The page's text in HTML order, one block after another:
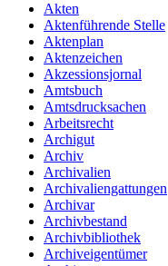
Akten
Aktenführende Stelle
Aktenplan
Aktenzeichen
Akzessionsjornal
Amtsbuch
Amtsdrucksachen
Arbeitsrecht
Archigut
Archiv
Archivalien
Archivaliengattungen
Archivar
Archivbestand
Archivbibliothek
Archiveigentümer